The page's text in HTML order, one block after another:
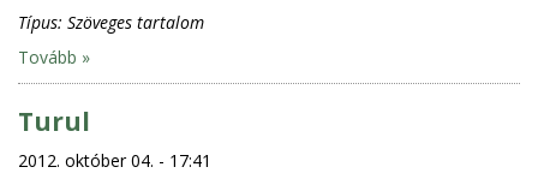
Típus: Szöveges tartalom
Tovább »
Turul
2012. október 04. - 17:41